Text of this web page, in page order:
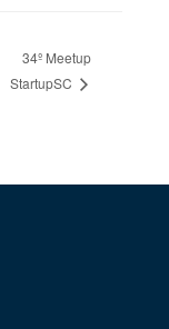
34º Meetup
StartupSC